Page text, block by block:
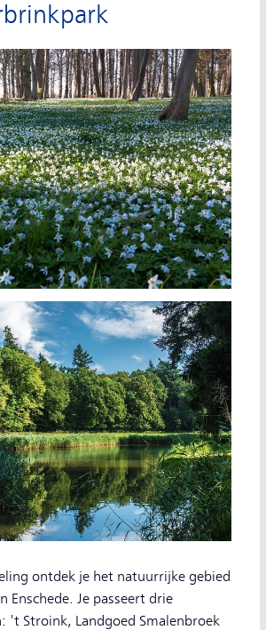
ontdek je het natuurrijke gebied
Enschede. Je passeert drie
't Stroink, Landgoed Smalenbroek